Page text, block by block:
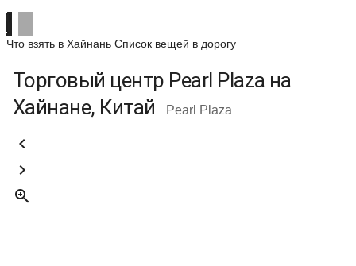
Что взять в Хайнань Список вещей в дорогу
Торговый центр Pearl Plaza на
Хайнане, Китай
Pearl Plaza


